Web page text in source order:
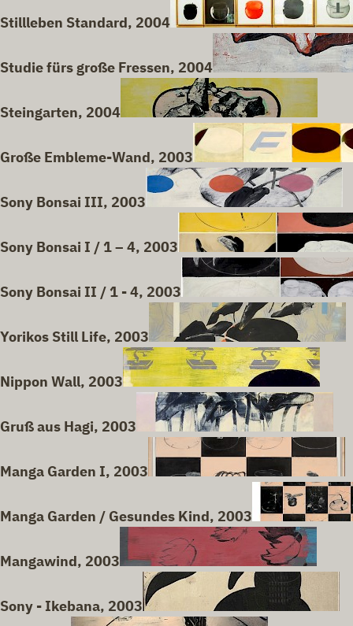
Stillleben Standard, 2004
Studie fürs große Fressen, 2004
Steingarten, 2004
Große Embleme-Wand, 2003
Sony Bonsai III, 2003
Sony Bonsai I / 1 – 4, 2003
Sony Bonsai II / 1 - 4, 2003
Yorikos Still Life, 2003
Nippon Wall, 2003
Gruß aus Hagi, 2003
Manga Garden I, 2003
Manga Garden / Gesundes Kind, 2003
Mangawind, 2003
Sony - Ikebana, 2003